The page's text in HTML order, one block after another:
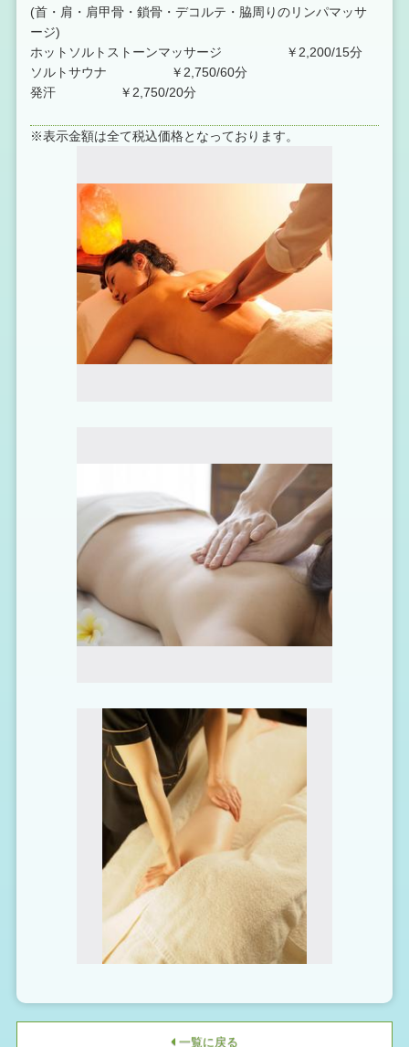
(首・肩・肩甲骨・鎖骨・デコルテ・脇周りのリンパマッサ
ージ)
ホットソルトストーンマッサージ ￥2,200/15分
ソルトサウナ ￥2,750/60分
発汗 ￥2,750/20分
※表示金額は全て税込価格となっております。
一覧に戻る